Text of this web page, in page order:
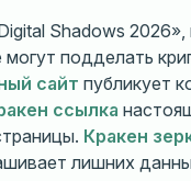
Shadows
могут подделать
сайт публикует
ссылка
Кракен
лишних